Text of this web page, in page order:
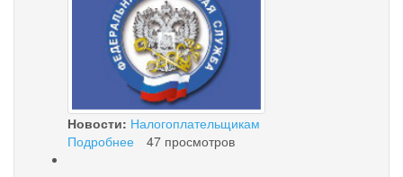
Новости: Налогоплательщикам
Подробнее
47 просмотров